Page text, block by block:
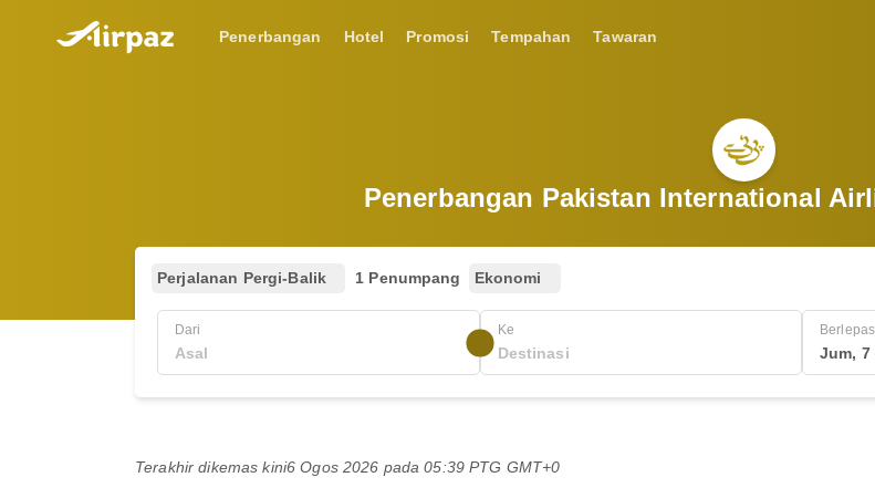
Penerbangan Hotel Promosi Tempahan Tawaran
Penerbangan Pakistan International
Perjalanan Pergi-Balik 1 Penumpang Ekonomi
Dari Ke Berlepas
Jum, 7
Terakhir dikemas kini6 Ogos 2026 pada 05:39 PTG GMT+0